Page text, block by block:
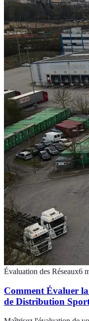
Évaluation des Réseaux6
Comment Évaluer
de Distribution